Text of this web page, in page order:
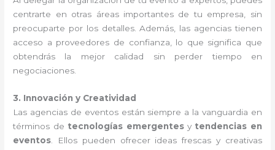
centrarte en otras áreas importantes de tu empresa, sin
preocuparte por los detalles. Además, las agencias tienen
acceso a proveedores de confianza, lo que significa que
obtendrás la mejor calidad sin perder tiempo en
negociaciones.
3. Innovación y Creatividad
Las agencias de eventos están siempre a la vanguardia en
términos de tecnologías emergentesy tendencias en
eventos . Ellos pueden ofrecer ideas frescas y creativas